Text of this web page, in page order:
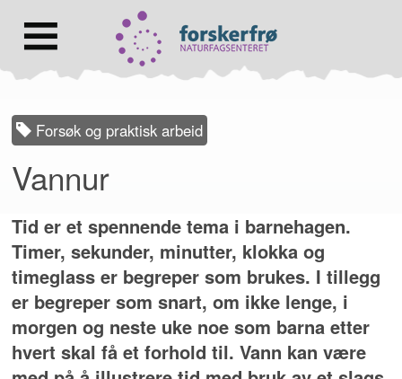
Hovedmeny
til
forsiden
Forsøk og praktisk arbeid
Vannur
Tid er et spennende tema i barnehagen.
Timer, sekunder, minutter, klokka og
timeglass er begreper som brukes. I tillegg
er begreper som snart, om ikke lenge, i
morgen og neste uke noe som barna etter
hvert skal få et forhold til. Vann kan være